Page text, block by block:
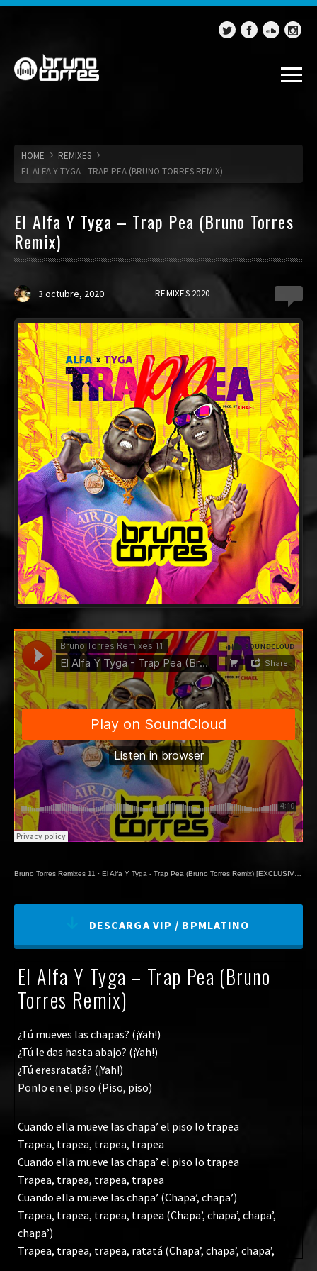
HOME
REMIXES
EL ALFA Y TYGA - TRAP PEA (BRUNO TORRES REMIX)
El Alfa Y Tyga – Trap Pea (Bruno Torres
Remix)
3 octubre, 2020 REMIXES 2020
Bruno Torres Remixes 11 · El Alfa Y Tyga - Trap Pea (Bruno Torres Remix) [EXCLUSIVE BPMLATINO]
DESCARGA VIP / BPMLATINO
El Alfa Y Tyga – Trap Pea (Bruno
Torres Remix)
¿Tú mueves las chapas? (¡Yah!)
¿Tú le das hasta abajo? (¡Yah!)
¿Tú eresratatá? (¡Yah!)
Ponlo en el piso (Piso, piso)
Cuando ella mueve las chapa’ el piso lo trapea
Trapea, trapea, trapea, trapea
Cuando ella mueve las chapa’ el piso lo trapea
Trapea, trapea, trapea, trapea
Cuando ella mueve las chapa’ (Chapa’, chapa’)
Trapea, trapea, trapea, trapea (Chapa’, chapa’, chapa’,
chapa’)
Trapea, trapea, trapea, ratatá (Chapa’, chapa’, chapa’,